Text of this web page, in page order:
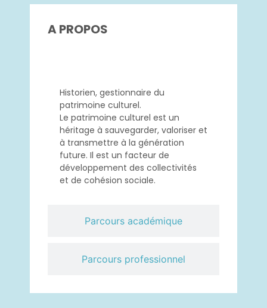
A PROPOS
Parcours académique
Parcours professionnel
Historien, gestionnaire du
patrimoine culturel.
Le patrimoine culturel est un
héritage à sauvegarder, valoriser et
à transmettre à la génération
future. Il est un facteur de
développement des collectivités
et de cohésion sociale.